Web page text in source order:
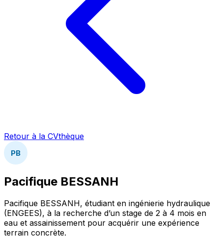
Retour à la CVthèque
PB
Pacifique BESSANH
Pacifique BESSANH, étudiant en ingénierie hydraulique
(ENGEES), à la recherche d’un stage de 2 à 4 mois en
eau et assainissement pour acquérir une expérience
terrain concrète.